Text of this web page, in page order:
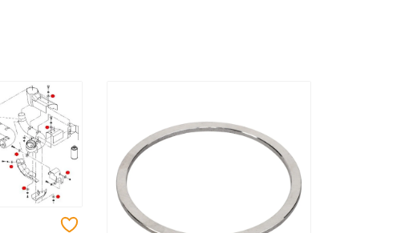
Добавить в избранное